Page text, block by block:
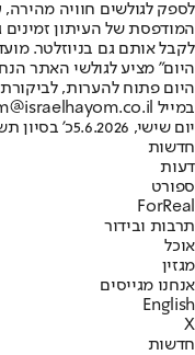
לספק לגולשים חוויה
המודפסת של העיתון
לקבל אותם גם בניוזלטר.
היום" מציע לגולשי האתר
היום פתוח להערות,
במייל hayom@israelhayom.co.il.
יום שישי, 5.6.2026
כ' בסיון
חדשות
דעות
ספורט
ForReal
תרבות ובידור
אוכל
מגזין
אנחנו מגייסים
English
X
חדשות